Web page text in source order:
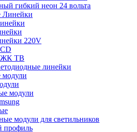
гибкий неон 24 вольта
220V
ЖК ТВ
линейки
модули
модули для светильников